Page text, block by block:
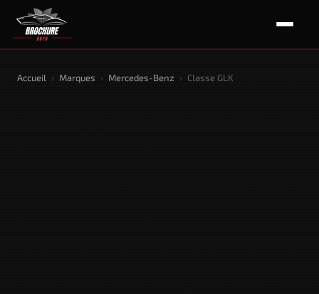
Accueil › Marques › Mercedes-Benz › Classe GLK